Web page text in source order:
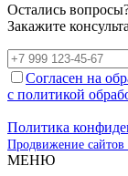
Остались
Закажите
Согласен на
с политикой
Политика
Продвижение
МЕНЮ